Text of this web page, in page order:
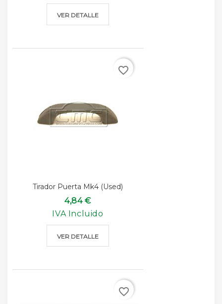
VER DETALLE
Tirador Puerta Mk4 (used)
4,84 €
IVA Incluido
VER DETALLE
favorite_border
favorite_border